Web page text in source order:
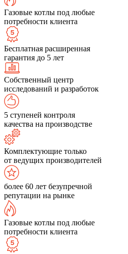
Газовые котлы под любые
потребности клиента
Бесплатная расширенная
гарантия до 5 лет
Собственный центр
исследований и разработок
5 ступеней контроля
качества на производстве
Комплектующие только
от ведущих производителей
более 60 лет безупречной
репутации на рынке
Газовые котлы под любые
потребности клиента